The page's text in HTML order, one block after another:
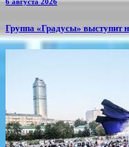
​Группа «Градусы» выступит